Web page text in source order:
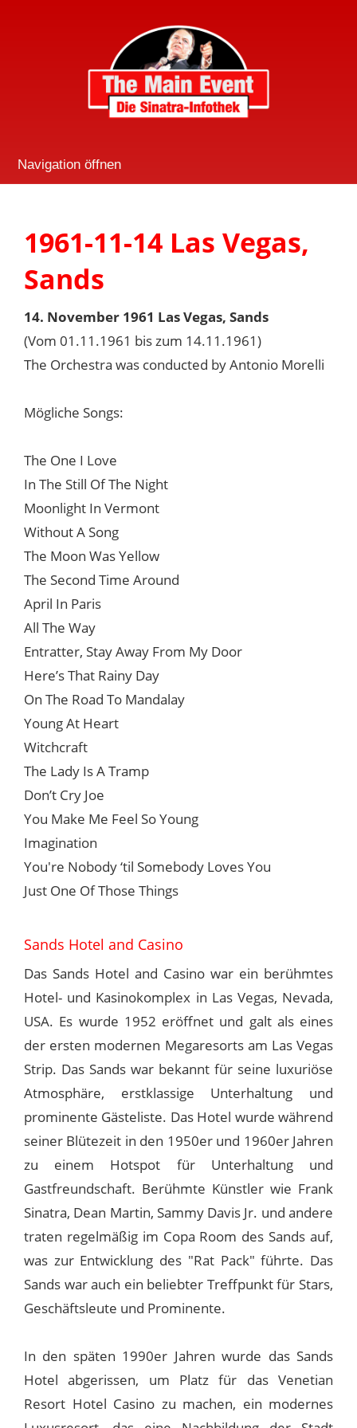
Navigation öffnen
1961-11-14 Las Vegas,
Sands
14. November 1961 Las Vegas, Sands
(Vom 01.11.1961 bis zum 14.11.1961)
The Orchestra was conducted by Antonio Morelli
Mögliche Songs:
The One I Love
In The Still Of The Night
Moonlight In Vermont
Without A Song
The Moon Was Yellow
The Second Time Around
April In Paris
All The Way
Entratter, Stay Away From My Door
Here’s That Rainy Day
On The Road To Mandalay
Young At Heart
Witchcraft
The Lady Is A Tramp
Don’t Cry Joe
You Make Me Feel So Young
Imagination
You're Nobody ‘til Somebody Loves You
Just One Of Those Things
Sands Hotel and Casino
Das Sands Hotel and Casino war ein berühmtes
Hotel- und Kasinokomplex in Las Vegas, Nevada,
USA. Es wurde 1952 eröffnet und galt als eines
der ersten modernen Megaresorts am Las Vegas
Strip. Das Sands war bekannt für seine luxuriöse
Atmosphäre, erstklassige Unterhaltung und
prominente Gästeliste. Das Hotel wurde während
seiner Blütezeit in den 1950er und 1960er Jahren
zu einem Hotspot für Unterhaltung und
Gastfreundschaft. Berühmte Künstler wie Frank
Sinatra, Dean Martin, Sammy Davis Jr. und andere
traten regelmäßig im Copa Room des Sands auf,
was zur Entwicklung des "Rat Pack" führte. Das
Sands war auch ein beliebter Treffpunkt für Stars,
Geschäftsleute und Prominente.
In den späten 1990er Jahren wurde das Sands
Hotel abgerissen, um Platz für das Venetian
Resort Hotel Casino zu machen, ein modernes